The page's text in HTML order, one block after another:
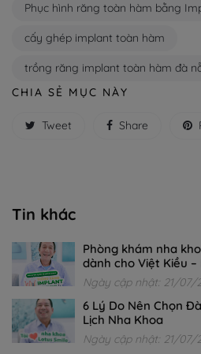
Phục hình răng toàn hàm bằng
cấy ghép implant toàn hàm
trồng răng implant toàn hàm đà
CHIA SẺ MỤC NÀY
Tweet Share
Tin khác
Phòng khám nha
dành cho Việt Kiều –
Ngày cập nhật: 21/07/
6 Lý Do Nên Chọn
Lịch Nha Khoa
Ngày cập nhật: 21/07/